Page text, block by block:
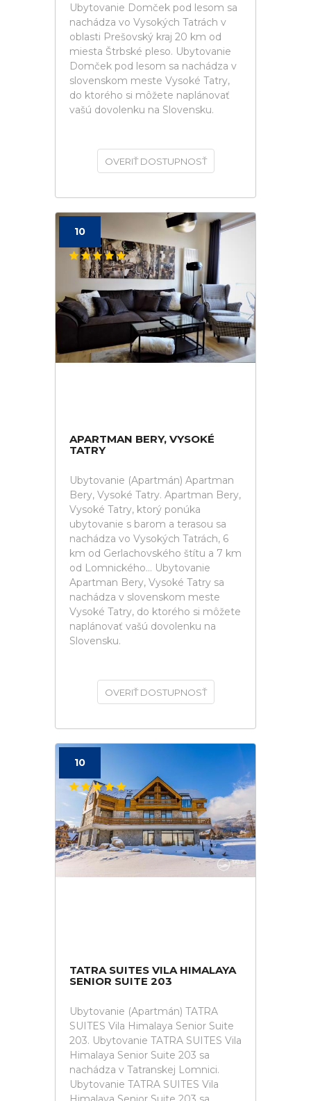
Ubytovanie Domček pod lesom sa
nachádza vo Vysokých Tatrách v
oblasti Prešovský kraj 20 km od
miesta Štrbské pleso. Ubytovanie
Domček pod lesom sa nachádza v
slovenskom meste Vysoké Tatry,
do ktorého si môžete naplánovať
vašú dovolenku na Slovensku.
OVERIŤ DOSTUPNOSŤ
10
APARTMAN BERY, VYSOKÉ
TATRY
Ubytovanie (Apartmán) Apartman
Bery, Vysoké Tatry. Apartman Bery,
Vysoké Tatry, ktorý ponúka
ubytovanie s barom a terasou sa
nachádza vo Vysokých Tatrách, 6
km od Gerlachovského štítu a 7 km
od Lomnického... Ubytovanie
Apartman Bery, Vysoké Tatry sa
nachádza v slovenskom meste
Vysoké Tatry, do ktorého si môžete
naplánovať vašú dovolenku na
Slovensku.
OVERIŤ DOSTUPNOSŤ
10
TATRA SUITES VILA HIMALAYA
SENIOR SUITE 203
Ubytovanie (Apartmán) TATRA
SUITES Vila Himalaya Senior Suite
203. Ubytovanie TATRA SUITES Vila
Himalaya Senior Suite 203 sa
nachádza v Tatranskej Lomnici.
Ubytovanie TATRA SUITES Vila